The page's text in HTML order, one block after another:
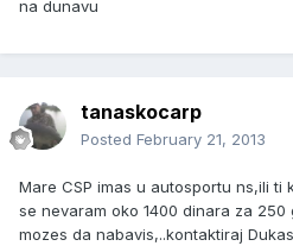
na dunavu
tanaskocarp
Posted February 21, 2013
Mare CSP imas u autosportu ns,ili ti
se nevaram oko 1400 dinara za 250
mozes da nabavis,..kontaktiraj